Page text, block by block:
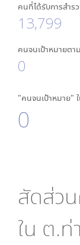
คนที่ได้รับการสำร
13,799
คนจนเป้าหมายต
0
"คนจนเป้าหมาย"
0
สัดส่ว
ใน ต.ท่